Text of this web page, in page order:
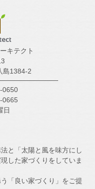
キテクト
島1384-2
0650
0665
日
と「太陽と風を味方にし
した家づくりをしていま
「良い家づくり」をご提